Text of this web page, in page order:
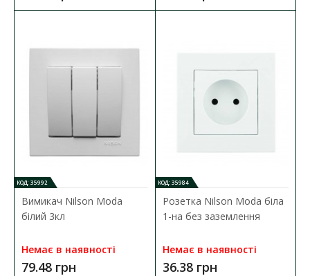
КОД: 35992
Вимикач Nilson Moda
білий 3кл
Немає в наявності
79.48 грн
КОД: 35984
Розетка Nilson Moda біла
1-на без заземлення
Немає в наявності
36.38 грн